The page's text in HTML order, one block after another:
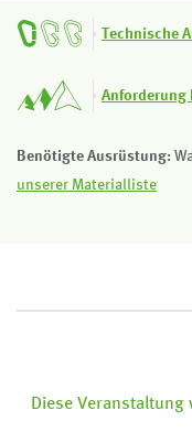
Technische
Anforderung
Benötigte Ausrüstung:
unserer Materialliste
Diese